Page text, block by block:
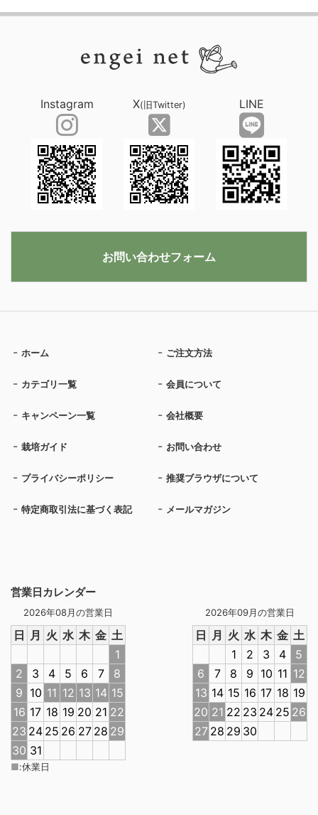
営業日カレンダー
2026年08月の営業日
日 月 火 水 木 金 土
1
2
3 4 5 6 7
8
9 10 11 12 13 14 15
16 17 18 19 20 21 22
23 24 25 26 27 28 29
30 31
2026年09月の営業日
日 月 火 水 木 金 土
1
2 3 4
5
6
7 8 9 10 11 12
13 14 15 16 17 18 19
20 21 22 23 24 25 26
27 28 29 30
■:休業日
ホーム ご注文方法
カテゴリ一覧 会員について
キャンペーン一覧 会社概要
栽培ガイド お問い合わせ
プライバシーポリシー 推奨ブラウザについて
特定商取引法に基づく表記 メールマガジン
Instagram X(旧Twitter) LINE
お問い合わせフォーム